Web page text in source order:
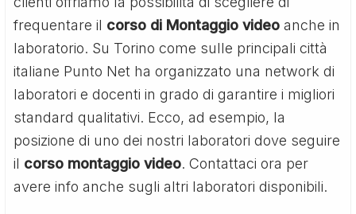
frequentare il corso di Montaggio video anche in
laboratorio. Su Torino come sulle principali città
italiane Punto Net ha organizzato una network di
laboratori e docenti in grado di garantire i migliori
standard qualitativi. Ecco, ad esempio, la
posizione di uno dei nostri laboratori dove seguire
il corso montaggio video. Contattaci ora per
avere info anche sugli altri laboratori disponibili.